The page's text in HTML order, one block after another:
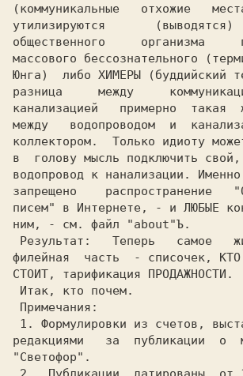
(коммуникальные   отхожие
утилизируются
общественного     организма
массового бессознательного
Юнга)  либо ХИМЕРЫ (буддийский
разница     между
канализацией   примерно  такая
между   водопроводом  и
коллектором.  Только идиоту
в  голову мысль подключить
водопровод к нанализации.
запрещено    распространение
писем" в Интернете, - и ЛЮБЫЕ
филейная  часть  - списочек, КТО
СТОИТ, тарификация
редакциями   за  публикации  о